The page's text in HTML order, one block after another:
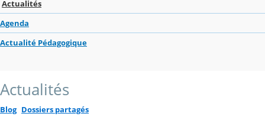
Actualités
Agenda
Actualité Pédagogique
Actualités
Blog Dossiers partagés